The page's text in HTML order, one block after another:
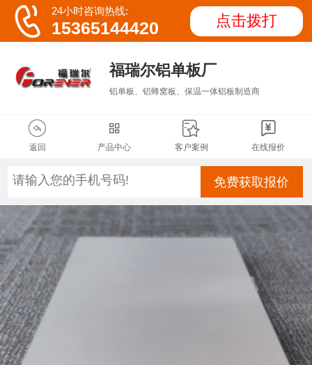
 24小时咨询热线:
15365144420 点击拨打
福瑞尔铝单板厂
铝单板、铝蜂窝板、保温一体铝板制造商

返回

产品中心

客户案例

在线报价
免费获取报价
